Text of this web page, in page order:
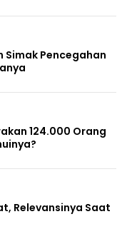
Pencegahan
124.000 Orang
Relevansinya Saat